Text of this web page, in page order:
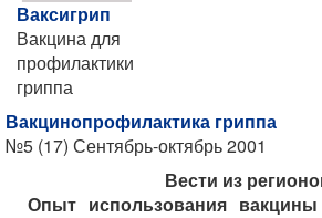
Ваксигрип
Вакцина для
профилактики
гриппа
Вакцинопрофилактика гриппа
№5 (17) Сентябрь-октябрь 2001
Вести из
Опыт использования вакцины